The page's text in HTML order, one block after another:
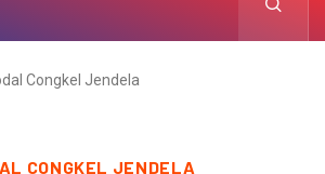
Congkel Jendela
CONGKEL JENDELA